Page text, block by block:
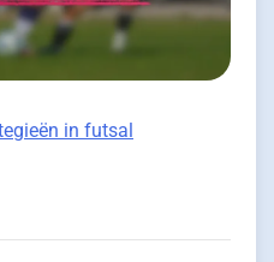
in futsal